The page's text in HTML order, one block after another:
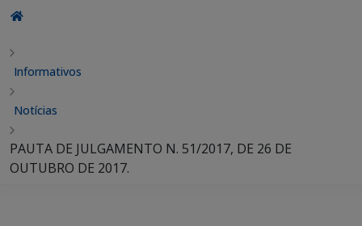
Informativos
Notícias
PAUTA DE JULGAMENTO N. 51/2017, DE 26 DE
OUTUBRO DE 2017.